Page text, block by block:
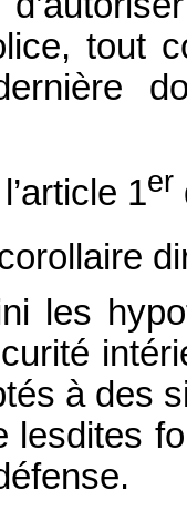
tout
1er
les
à des
lesdites